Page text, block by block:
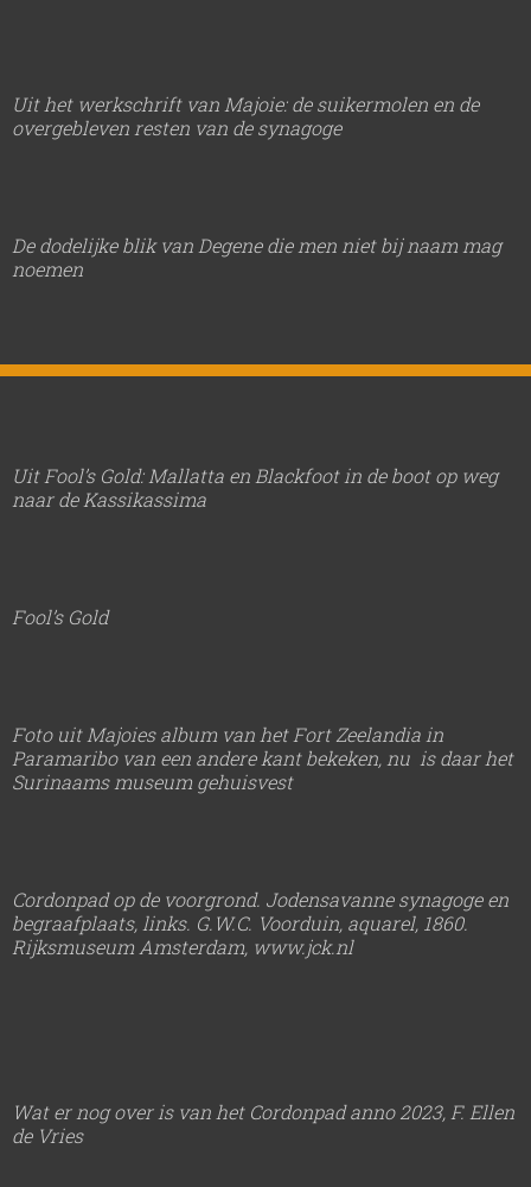
Uit het werkschrift van Majoie: de suikermolen en de
overgebleven resten van de synagoge
De dodelijke blik van Degene die men niet bij naam mag
noemen
Uit Fool’s Gold: Mallatta en Blackfoot in de boot op weg
naar de Kassikassima
Fool’s Gold
Foto uit Majoies album van het Fort Zeelandia in
Paramaribo van een andere kant bekeken, nu is daar het
Surinaams museum gehuisvest
Cordonpad op de voorgrond. Jodensavannesynagogeen
begraafplaats, links. G.W.C. Voorduin, aquarel, 1860.
Rijksmuseum Amsterdam, www.jck.nl
Wat er nog over is van het Cordonpad anno 2023, F. Ellen
de Vries